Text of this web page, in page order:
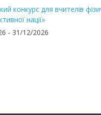
конкурс для вчителів
нації»
- 31/12/2026